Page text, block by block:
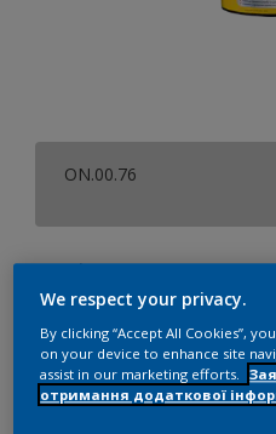
ON.00.76
розмір
0,7 л
Сума
We respect your privacy.
By clicking “Accept All Cookies”,
on your device to enhance site
assist in our marketing efforts.
отримання додаткової